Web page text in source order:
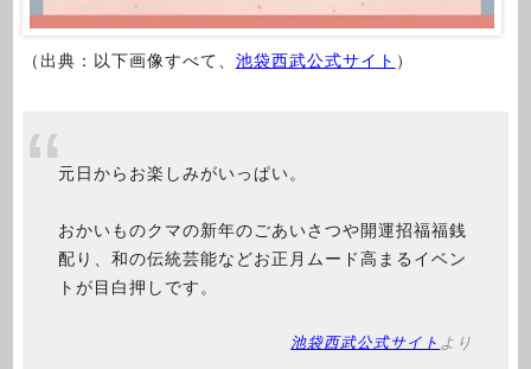
（出典：以下画像すべて、 池袋西武公式サイト ）
元日からお楽しみがいっぱい。
おかいものクマの新年のごあいさつや開運招福福銭
配り、和の伝統芸能などお正月ムード高まるイベン
トが目白押しです。
池袋西武公式サイト より